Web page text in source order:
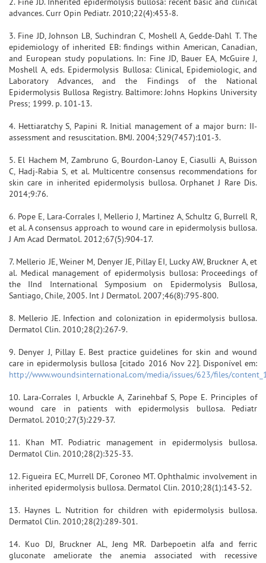
advances. Curr Opin Pediatr. 2010;22(4):453-8.
3. Fine JD, Johnson LB, Suchindran C, Moshell A, Gedde-Dahl T. The
epidemiology of inherited EB: findings within American, Canadian,
and European study populations. In: Fine JD, Bauer EA, McGuire J,
Moshell A, eds. Epidermolysis Bullosa: Clinical, Epidemiologic, and
Laboratory Advances, and the Findings of the National
Epidermolysis Bullosa Registry. Baltimore: Johns Hopkins University
Press; 1999. p. 101-13.
4. Hettiaratchy S, Papini R. Initial management of a major burn: II-
assessment and resuscitation. BMJ. 2004;329(7457):101-3.
5. El Hachem M, Zambruno G, Bourdon-Lanoy E, Ciasulli A, Buisson
C, Hadj-Rabia S, et al. Multicentre consensus recommendations for
skin care in inherited epidermolysis bullosa. Orphanet J Rare Dis.
2014;9:76.
6. Pope E, Lara-Corrales I, Mellerio J, Martinez A, Schultz G, Burrell R,
et al. A consensus approach to wound care in epidermolysis bullosa.
J Am Acad Dermatol. 2012;67(5):904-17.
7. Mellerio JE, Weiner M, Denyer JE, Pillay EI, Lucky AW, Bruckner A, et
al. Medical management of epidermolysis bullosa: Proceedings of
the IInd International Symposium on Epidermolysis Bullosa,
Santiago, Chile, 2005. Int J Dermatol. 2007;46(8):795-800.
8. Mellerio JE. Infection and colonization in epidermolysis bullosa.
Dermatol Clin. 2010;28(2):267-9.
9. Denyer J, Pillay E. Best practice guidelines for skin and wound
care in epidermolysis bullosa [citado 2016 Nov 22]. Disponível em:
http://www.woundsinternational.com/media/issues/623/files/
10. Lara-Corrales I, Arbuckle A, Zarinehbaf S, Pope E. Principles of
wound care in patients with epidermolysis bullosa. Pediatr
Dermatol. 2010;27(3):229-37.
11. Khan MT. Podiatric management in epidermolysis bullosa.
Dermatol Clin. 2010;28(2):325-33.
12. Figueira EC, Murrell DF, Coroneo MT. Ophthalmic involvement in
inherited epidermolysis bullosa. Dermatol Clin. 2010;28(1):143-52.
13. Haynes L. Nutrition for children with epidermolysis bullosa.
Dermatol Clin. 2010;28(2):289-301.
14. Kuo DJ, Bruckner AL, Jeng MR. Darbepoetin alfa and ferric
gluconate ameliorate the anemia associated with recessive